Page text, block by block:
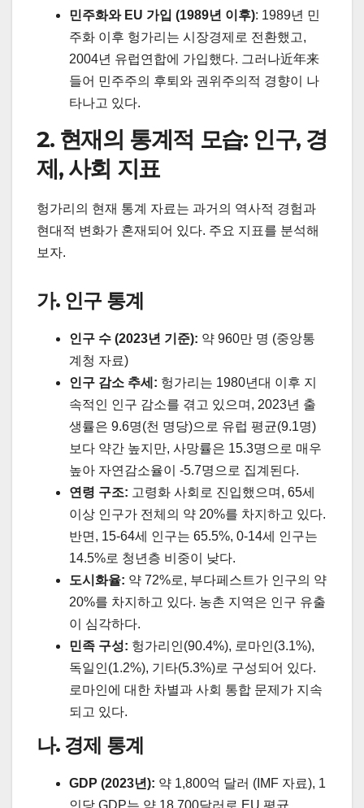
민주화와 EU 가입 (1989년 이후): 1989년 민
주화 이후 헝가리는 시장경제로 전환했고,
2004년 유럽연합에 가입했다. 그러나近年来
들어 민주주의 후퇴와 권위주의적 경향이 나
타나고 있다.
2. 현재의 통계적 모습: 인구, 경
제, 사회 지표
헝가리의 현재 통계 자료는 과거의 역사적 경험과
현대적 변화가 혼재되어 있다. 주요 지표를 분석해
보자.
가. 인구 통계
인구 수 (2023년 기준): 약 960만 명 (중앙통
계청 자료)
인구 감소 추세: 헝가리는 1980년대 이후 지
속적인 인구 감소를 겪고 있으며, 2023년 출
생률은 9.6명(천 명당)으로 유럽 평균(9.1명)
보다 약간 높지만, 사망률은 15.3명으로 매우
높아 자연감소율이 -5.7명으로 집계된다.
연령 구조: 고령화 사회로 진입했으며, 65세
이상 인구가 전체의 약 20%를 차지하고 있다.
반면, 15-64세 인구는 65.5%, 0-14세 인구는
14.5%로 청년층 비중이 낮다.
도시화율: 약 72%로, 부다페스트가 인구의 약
20%를 차지하고 있다. 농촌 지역은 인구 유출
이 심각하다.
민족 구성: 헝가리인(90.4%), 로마인(3.1%),
독일인(1.2%), 기타(5.3%)로 구성되어 있다.
로마인에 대한 차별과 사회 통합 문제가 지속
되고 있다.
나. 경제 통계
GDP (2023년): 약 1,800억 달러 (IMF 자료), 1